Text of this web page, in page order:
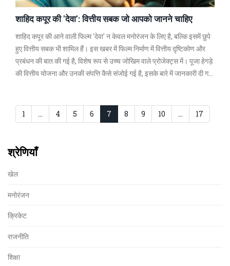
शाहिद कपूर की 'देवा': वित्तीय सबक जो आपको जानने चाहिए
शाहिद कपूर की आने वाली फिल्म 'देवा' न केवल मनोरंजन के लिए है, बल्कि इसमें छुपे
हुए वित्तीय सबक भी शामिल हैं। इस खबर में फिल्म निर्माण में वित्तीय दृष्टिकोण और
प्रबंधन की बात की गई है, विशेष रूप से उच्च जोखिम वाले प्रोजेक्ट्स में। पूजा हेगड़े
की वित्तीय योजना और उनकी संपत्ति कैसे संजोई गई है, इसके बारे में जानकारी दी गई
1
… 4 5 6 7 8 9 10 … 17
श्रेणियाँ
खेल
मनोरंजन
क्रिकेट
राजनीति
शिक्षा